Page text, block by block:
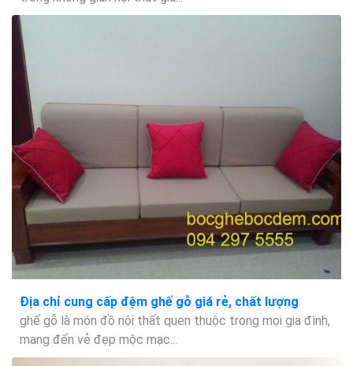
Địa chỉ cung cấp đệm ghế gỗ giá rẻ, chất lượng
ghế gỗ là món đồ nội thất quen thuộc trong mọi gia đình,
mang đến vẻ đẹp mộc mạc...